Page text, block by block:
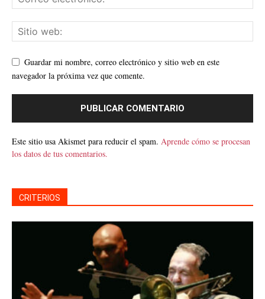
Guardar mi nombre, correo electrónico y sitio web en este
navegador la próxima vez que comente.
Este sitio usa Akismet para reducir el spam. Aprende cómo se procesan
los datos de tus comentarios.
CRITERIOS